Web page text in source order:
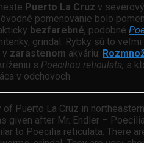
Puerto La Cruz v
pomenovanie bolo
bezfarebné, podobné
grindal. Rybky sú to veľmi
v zarastenom akváriu.
s Poeciliou reticulata, s
v odchovoch.
Puerto La Cruz in
given after Mr. Endler –
to Poecilia reticulata. There